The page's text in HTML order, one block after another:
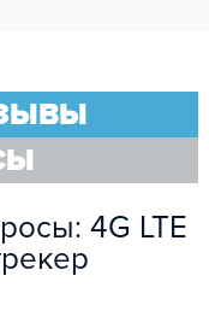
4G LTE